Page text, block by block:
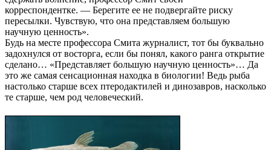
корреспондентке. — Берегите ее не подвергайте риску
пересылки. Чувствую, что она представляем большую
научную ценность».
Будь на месте профессора Смита журналист, тот бы буквально
задохнулся от восторга, если бы понял, какого ранга открытие
сделано… «Представляет большую научную ценность»… Да
это же самая сенсационная находка в биологии! Ведь рыба
настолько старше всех птеродактилей и динозавров, насколько
те старше, чем род человеческий.